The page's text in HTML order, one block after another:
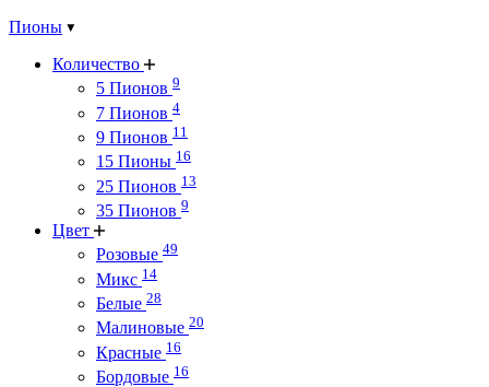
Пионы
Количество
5 Пионов 9
7 Пионов 4
9 Пионов 11
15 Пионы 16
25 Пионов 13
35 Пионов 9
Цвет
Розовые 49
Микс 14
Белые 28
Малиновые 20
Красные 16
Бордовые 16